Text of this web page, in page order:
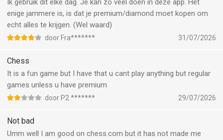
- Interactieve puzzeltutorials met tips en spelaanbevelingen.
- Leer alle schaakregels en -strategieën in een stapsgewijs
lesplan (opening, eindspel...)
SCHAAKCOACHING:
- Leer van nuttige en meeslepende visuele schaakcoachlessen.
- Bekijk je partijen met de coach en leer de strategie van het
bordspel voor elke zet.
basisbeginselen leidt en je nuttige tips geeft tijdens het spelen.
Ik gebruik dit elke dag. Je kan zo veel doen in deze app. Het
enige jammere is, is dat je premium/diamond moet kopen om
echt alles te krijgen. (Wel waard)
door Fra******* 31/07/2026
Chess
It is a fun game but I have that u cant play anything but regular
games unless u have premium
door P2 ******* 29/07/2026
Not bad
Umm well I am good on chess.com but it has not made me